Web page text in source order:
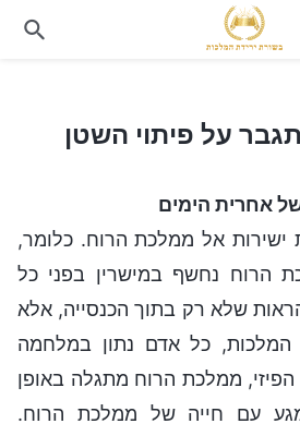
אחרית הימים
ישירות אל ממלכת הרוח. כלומר,
הרוח נחשף במישרין בפני כל
שלא רק בתוך הכנסייה, אלא
המלכות, כל אדם נתון במלחמה
ממלכת הרוח מתגלה באופן
עם חייה של ממלכת הרוח.